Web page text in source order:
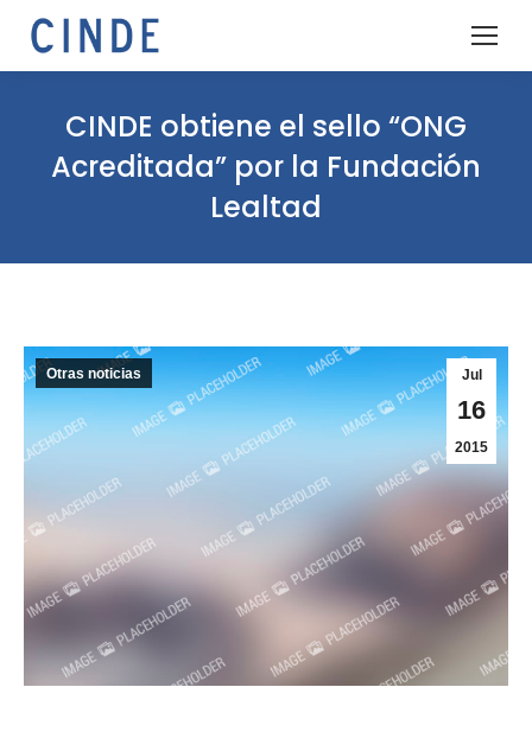
CINDE obtiene el sello “ONG
Acreditada” por la Fundación
Lealtad
Jul
16
2015
Otras noticias